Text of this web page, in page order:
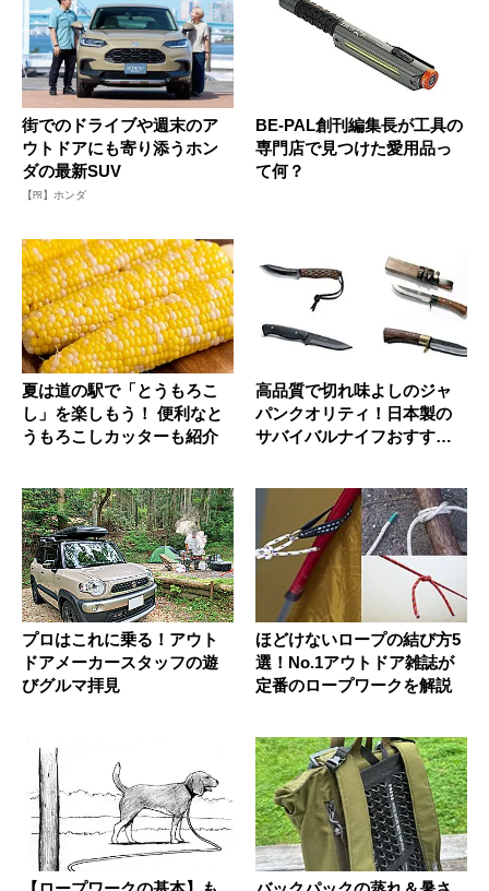
街でのドライブや週末のア
ウトドアにも寄り添うホン
ダの最新SUV
【PR】ホンダ
BE-PAL創刊編集長が工具の
専門店で見つけた愛用品っ
て何？
夏は道の駅で「とうもろこ
し」を楽しもう！ 便利なと
うもろこしカッターも紹介
高品質で切れ味よしのジャ
パンクオリティ！日本製の
サバイバルナイフおすすめ7
プロはこれに乗る！アウト
ドアメーカースタッフの遊
びグルマ拝見
ほどけないロープの結び方5
選！No.1アウトドア雑誌が
定番のロープワークを解説